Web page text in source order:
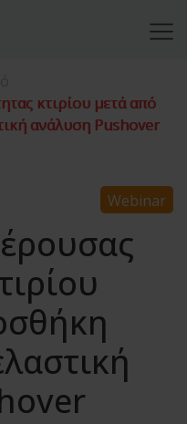
κτιρίου μετά από
ανάλυση Pushover
Webinar